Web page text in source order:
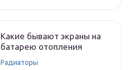
Какие бывают экраны на
батарею отопления
Радиаторы